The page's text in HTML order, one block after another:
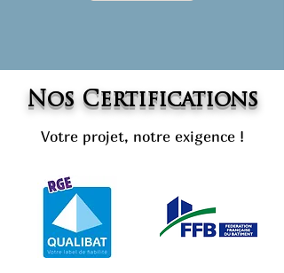
Nos Certifications
Votre projet, notre exigence !